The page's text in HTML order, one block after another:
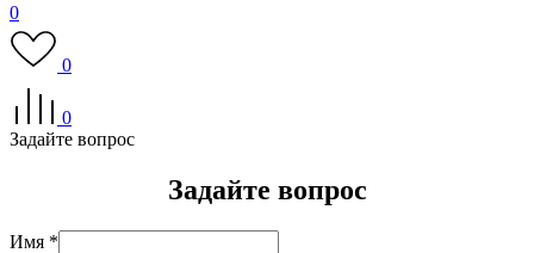
0
0
0
Задайте вопрос
Задайте вопрос
Имя *